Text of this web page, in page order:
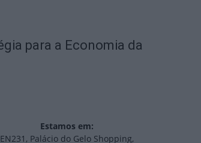
para a Economia da
Estamos em:
EN231, Palácio do Gelo Shopping,